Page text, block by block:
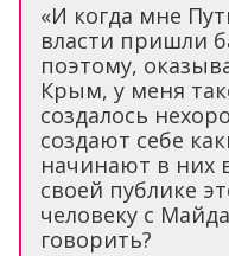
«И когда мне
власти пришли
поэтому,
Крым, у меня
создалось
создают себе
начинают в них
своей публике
человеку с
говорить?